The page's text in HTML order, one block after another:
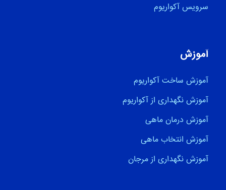
سرویس آکواریوم
آموزش
آموزش ساخت آکواریوم
آموزش نگهداری از آکواریوم
آموزش درمان ماهی
آموزش انتخاب ماهی
آموزش نگهداری از مرجان